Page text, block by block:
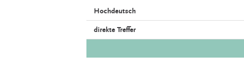
Hochdeutsch
direkte Treffer